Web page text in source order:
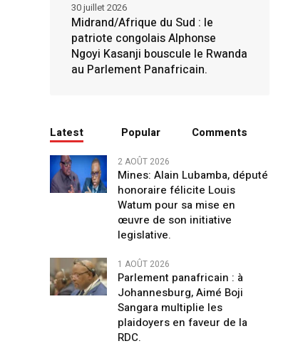
Midrand/Afrique du Sud : le
patriote congolais Alphonse
Ngoyi Kasanji bouscule le Rwanda
au Parlement Panafricain.
30 juillet 2026
Latest Popular Comments
2 AOÛT 2026
Mines: Alain Lubamba, député
honoraire félicite Louis
Watum pour sa mise en
œuvre de son initiative
legislative.
1 AOÛT 2026
Parlement panafricain : à
Johannesburg, Aimé Boji
Sangara multiplie les
plaidoyers en faveur de la
RDC.